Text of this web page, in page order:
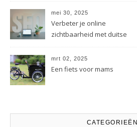
mei 30, 2025
Verbeter je online
zichtbaarheid met duitse
mrt 02, 2025
Een fiets voor mams
CATEGORIEËN